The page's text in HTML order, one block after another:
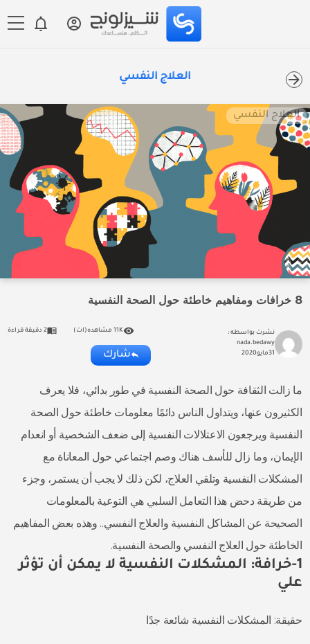
العلاج النفسي
العلاج النفسي
8 خرافات ومفاهيم خاطئة حول الصحة النفسية
نشرت بواسطه :
nada.bedawy
31مايو2020
11K مشاهده(ات) 2 دقيقة قراءة
شارك
ما زالت الثقافة حول الصحة النفسية في طور بدائي، فلا يعرف
الكثيرون عنها، ويتداول الناس دائمًا معلومات خاطئة حول الصحة
النفسية ويرجعون الاعتلالات النفسية إلى ضعف الشخصية أو انعدام
الإيمان، وما زال للأسف هناك وصم اجتماعي حول المعاناة مع
المشكلات النفسية وتلقي العلاج، لكن ذلك لا يجب أن يستمر، وجزء
من طريقة دحض هذا التعامل السلبي هي التوعية بالمعلومات
الصحيحة عن المشاكل النفسية والعلاج النفسي.. وهذه بعض المفاهيم
الخاطئة حول العلاج النفسي والصحة النفسية.
1-خرافة: المشكلات النفسية لا يمكن أن تؤثر
علي
حقيقة: المشكلات النفسية شائعة جدًا